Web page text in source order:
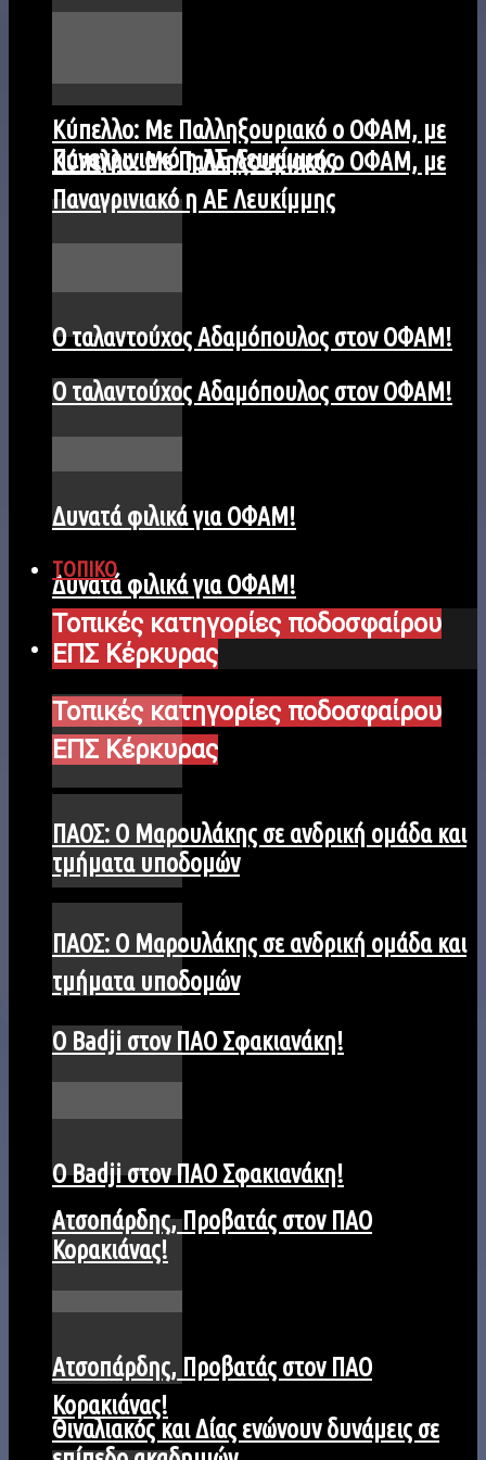
Kύπελλο: Με Παλληξουριακό ο ΟΦΑΜ, με
Παναγρινιακό η ΑΕ Λευκίμμης
Ο ταλαντούχος Αδαμόπουλος στον ΟΦΑΜ!
Δυνατά φιλικά για ΟΦΑΜ!
ΤΟΠΙΚΟ
Τοπικές κατηγορίες ποδοσφαίρου
ΕΠΣ Κέρκυρας
ΠΑΟΣ: Ο Μαρουλάκης σε ανδρική ομάδα και
τμήματα υποδομών
Ο Badji στον ΠΑΟ Σφακιανάκη!
Ατσοπάρδης, Προβατάς στον ΠΑΟ
Κορακιάνας!
Kύπελλο: Με Παλληξουριακό ο ΟΦΑΜ, με
Παναγρινιακό η ΑΕ Λευκίμμης
Ο ταλαντούχος Αδαμόπουλος στον ΟΦΑΜ!
Δυνατά φιλικά για ΟΦΑΜ!
ΤΟΠΙΚΟ
Τοπικές κατηγορίες ποδοσφαίρου
ΕΠΣ Κέρκυρας
ΠΑΟΣ: Ο Μαρουλάκης σε ανδρική ομάδα και
τμήματα υποδομών
Ο Badji στον ΠΑΟ Σφακιανάκη!
Ατσοπάρδης, Προβατάς στον ΠΑΟ
Κορακιάνας!
Θιναλιακός και Δίας ενώνουν δυνάμεις σε